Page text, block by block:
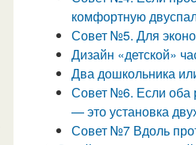
комфортную
Совет №5. Для
Дизайн «детской»
Два дошкольника
Совет №6. Если оба
— это установка
Совет №7 Вдоль